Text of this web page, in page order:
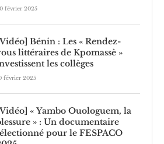
février 2025
Bénin : Les « Rendez-
littéraires de Kpomassè »
les collèges
février 2025
« Yambo Ouologuem, la
» : Un documentaire
pour le FESPACO